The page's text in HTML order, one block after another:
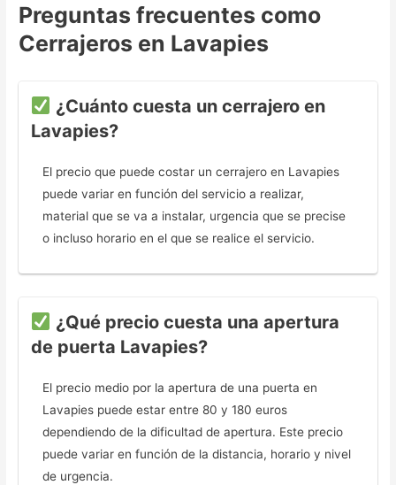
Preguntas frecuentes como
Cerrajeros en Lavapies
¿Cuánto cuesta un cerrajero en
Lavapies?
El precio que puede costar un cerrajero en Lavapies
puede variar en función del servicio a realizar,
material que se va a instalar, urgencia que se precise
o incluso horario en el que se realice el servicio.
¿Qué precio cuesta una apertura
de puerta Lavapies?
El precio medio por la apertura de una puerta en
Lavapies puede estar entre 80 y 180 euros
dependiendo de la dificultad de apertura. Este precio
puede variar en función de la distancia, horario y nivel
de urgencia.